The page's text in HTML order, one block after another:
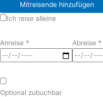
Mitreisende hinzufügen
Ich reise alleine
Anreise * Abreise *
Optional zubuchbar